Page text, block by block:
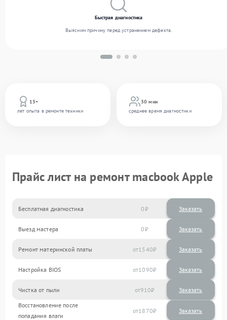
13+
лет опыта в ремонте техники
30 мин
среднее время диагностики
Быстрая диагностика
Выясним причину перед устранением дефекта.
Прайс лист на ремонт macbook Apple
Бесплатная диагностика 0 Заказать
Выезд мастера 0 Заказать
Ремонт материнской платы 1540
Настройка BIOS 1090
Чистка от пыли 910
Восстановление после
попадания влаги
1870